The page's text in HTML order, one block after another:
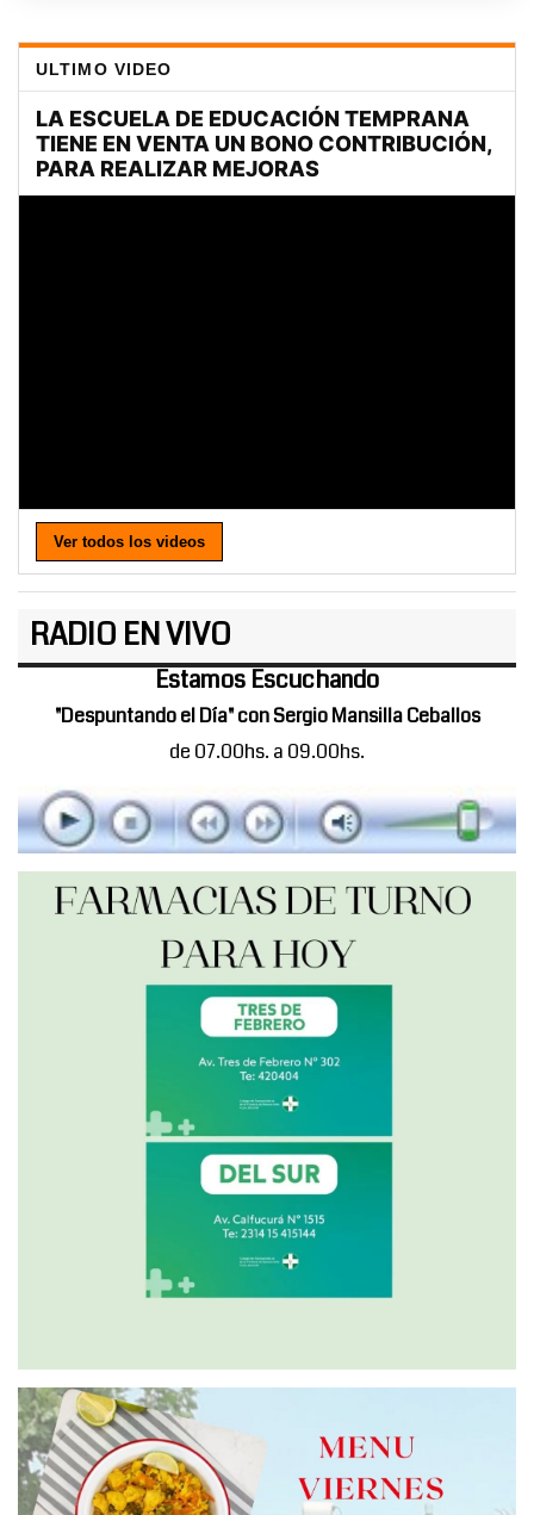
ULTIMO VIDEO
Ver todos los videos
RADIO EN VIVO
Estamos Escuchando
"Despuntando el Día" con Sergio Mansilla Ceballos
de 07.00hs. a 09.00hs.